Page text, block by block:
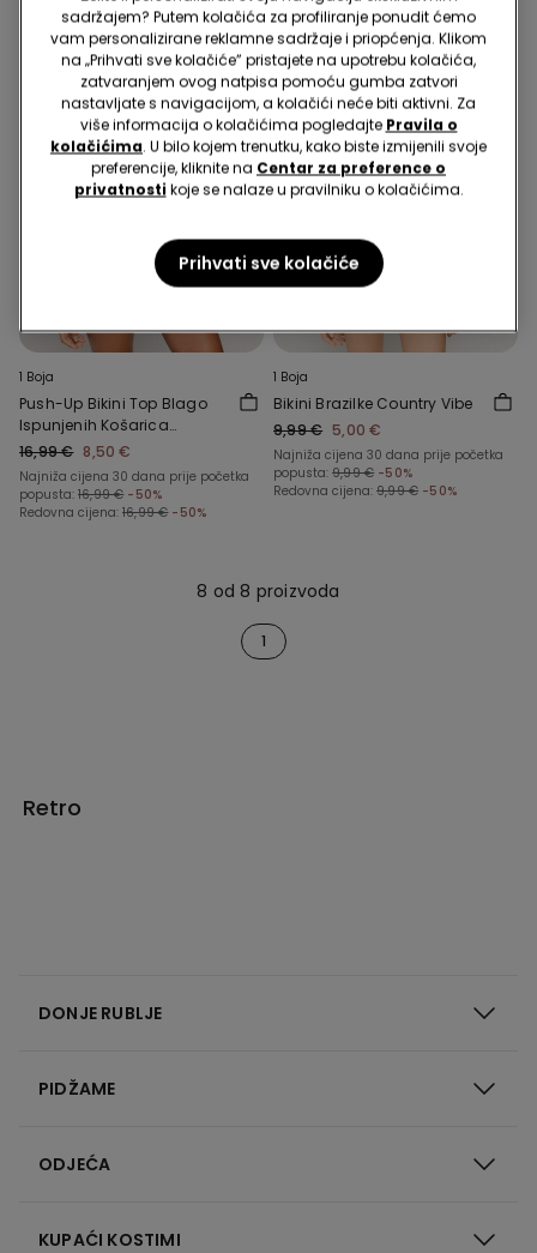
1 Boja
Push-Up Bikini Top Blago
Ispunjenih Košarica
Country Vibe
16,99 € 8,50 €
Najniža cijena 30 dana prije početka
popusta: 16,99 € -50%
Redovna cijena: 16,99 € -50%
1 Boja
Bikini Brazilke Country Vibe
9,99 € 5,00 €
Najniža cijena 30 dana prije početka
popusta: 9,99 € -50%
Redovna cijena: 9,99 € -50%
8 od 8 proizvoda
1
Retro
DONJE RUBLJE
PIDŽAME
ODJEĆA
KUPAĆI KOSTIMI
sadržajem? Putem kolačića za profiliranje ponudit ćemo
vam personalizirane reklamne sadržaje i priopćenja. Klikom
na „Prihvati sve kolačiće” pristajete na upotrebu kolačića,
zatvaranjem ovog natpisa pomoću gumba zatvori
nastavljate s navigacijom, a kolačići neće biti aktivni. Za
više informacija o kolačićima pogledajte Pravila o
kolačićima. U bilo kojem trenutku, kako biste izmijenili svoje
preferencije, kliknite na Centar za preference o
privatnostikoje se nalaze u pravilniku o kolačićima.
Prihvati sve kolačiće